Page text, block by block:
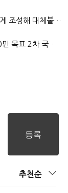
"첨단전력 획득제도 패러다임 전환…상생 생태계 조성해 대체불가 K-방산 도약"
2040년까지 단계적 병력 감축…국방총인력 50만 목표 2차 국방개혁 착수
추천순